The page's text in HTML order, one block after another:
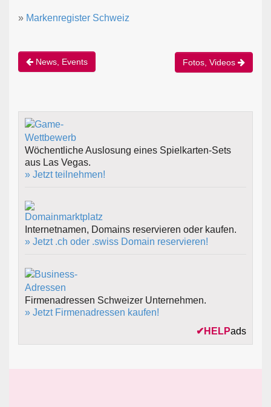
» Markenregister Schweiz
News, Events Fotos, Videos
Wöchentliche Auslosung eines Spielkarten-Sets
aus Las Vegas.
» Jetzt teilnehmen!
Internetnamen, Domains reservieren oder kaufen.
» Jetzt .ch oder .swiss Domain reservieren!
Firmenadressen Schweizer Unternehmen.
» Jetzt Firmenadressen kaufen!
✔ HELPads